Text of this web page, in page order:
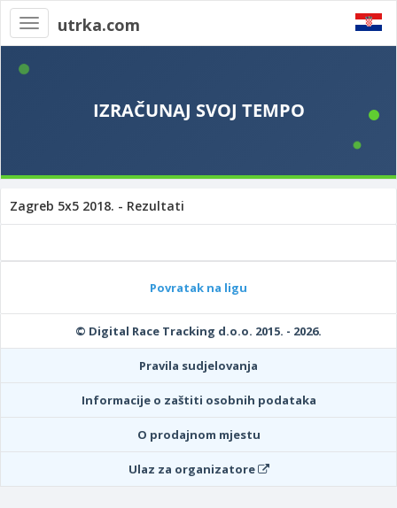
Toggle
navigation
utrka.com
Zagreb 5x5 2018. - Rezultati
Povratak na ligu
© Digital Race Tracking d.o.o. 2015. - 2026.
Pravila sudjelovanja
Informacije o zaštiti osobnih podataka
O prodajnom mjestu
Ulaz za organizatore